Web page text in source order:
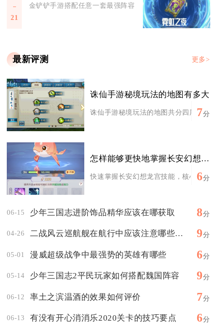
21
金铲铲手游搭配任意一套最强阵容，核心注意事项集中在阵
最新评测 更多>
诛仙手游秘境玩法的地图有多大
诛仙手游秘境玩法的地图共分四层，整
7分
怎样能够更快地掌握长安幻想的龙宫技能
快速掌握长安幻想龙宫技能，核心是先
6分
06-15 少年三国志进阶饰品精华应该在哪获取 8分
04-26 二战风云巡航舰在航行中应该注意哪些问题 9分
05-01 漫威超级战争中最强势的英雄有哪些 6分
05-14 少年三国志2平民玩家如何搭配魏国阵容 9分
06-12 率土之滨温酒的效果如何评价 7分
06-13 有没有开心消消乐2020关卡的技巧要点 6分